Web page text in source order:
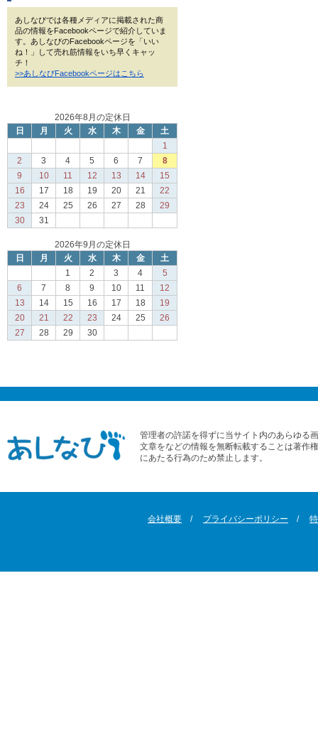
あしなびでは各種メディアに掲載された商
品の情報をFacebookページで紹介していま
す。あしなびのFacebookページを「いい
ね！」して売れ筋情報をいち早くキャッ
チ！
>>あしなびFacebookページはこちら
2026年8月の定休日
日
月 火 水 木 金
土
1
2
3 4 5 6 7
8
9
10 11 12 13 14
15
16
17 18 19 20 21
22
23
24 25 26 27 28
29
30
31
2026年9月の定休日
日
月 火 水 木 金
土
1
2 3 4
5
6
7 8 9 10 11
12
13
14 15 16 17 18
19
20
21 22 23 24 25
26
27
28 29 30
管理者の許諾を得ずに当サイト内のあらゆる
文章をなどの情報を無断転載することは著作
にあたる行為のため禁止します。
会社概要 プライバシーポリシー